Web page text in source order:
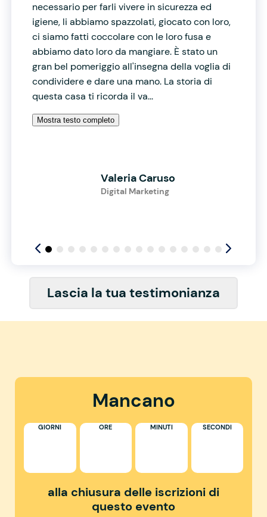
necessario per farli vivere in sicurezza ed
igiene, li abbiamo spazzolati, giocato con loro,
ci siamo fatti coccolare con le loro fusa e
abbiamo dato loro da mangiare. È stato un
gran bel pomeriggio all'insegna della voglia di
condividere e dare una mano. La storia di
questa casa ti ricorda il va...
Mostra testo completo
Valeria Caruso
Digital Marketing
Lascia la tua testimonianza
Mancano
GIORNI ORE MINUTI SECONDI
alla chiusura delle iscrizioni di
questo evento